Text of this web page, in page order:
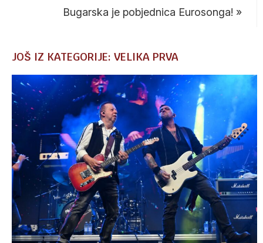
Bugarska je pobjednica Eurosonga! »
JOŠ IZ KATEGORIJE: VELIKA PRVA